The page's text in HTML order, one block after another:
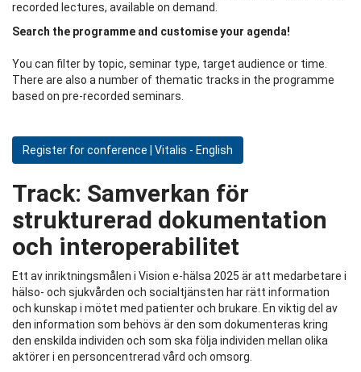
recorded lectures, available on demand.
Search the programme and customise your agenda!
You can filter by topic, seminar type, target audience or time.
There are also a number of thematic tracks in the programme
based on pre-recorded seminars.
Register for conference | Vitalis - English
Track: Samverkan för
strukturerad dokumentation
och interoperabilitet
Ett av inriktningsmålen i Vision e-hälsa 2025 är att medarbetare i
hälso- och sjukvården och socialtjänsten har rätt information
och kunskap i mötet med patienter och brukare. En viktig del av
den information som behövs är den som dokumenteras kring
den enskilda individen och som ska följa individen mellan olika
aktörer i en personcentrerad vård och omsorg.